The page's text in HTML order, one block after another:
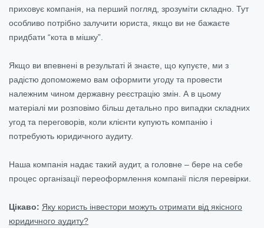
приховує компанія, на перший погляд, зрозуміти складно. Тут
особливо потрібно залучити юриста, якщо ви не бажаєте
придбати “кота в мішку”.
Якщо ви впевнені в результаті й знаєте, що купуєте, ми з
радістю допоможемо вам оформити угоду та провести
належним чином державну реєстрацію змін. А в цьому
матеріалі ми розповімо більш детально про випадки складних
угод та переговорів, коли клієнти купують компанію і
потребують юридичного аудиту.
Наша компанія надає такий аудит, а головне – бере на себе
процес організації переоформлення компанії після перевірки.
Цікаво: Яку користь інвестори можуть отримати від якісного
юридичного аудиту?